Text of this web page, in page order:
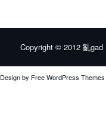
Copyright © 2012 亂gad
Design by Free WordPress Themes